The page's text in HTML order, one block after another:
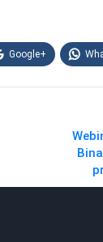
Google+